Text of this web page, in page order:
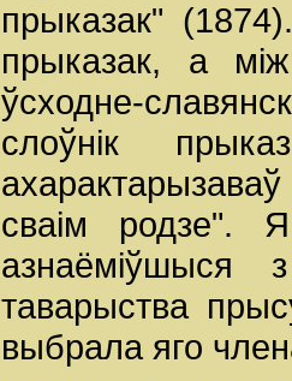
прыказак"
прыказак, а
ўсходне-
слоўнік
сваім родзе".
азнаёміўшыся
таварыства
выбрала яго